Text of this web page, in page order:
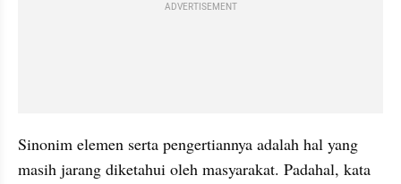
ADVERTISEMENT
Sinonim elemen serta pengertiannya adalah hal yang
masih jarang diketahui oleh masyarakat. Padahal, kata